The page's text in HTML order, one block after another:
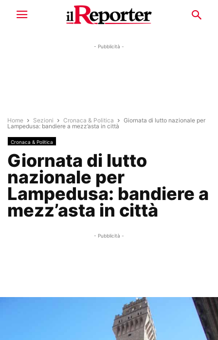
- Pubblicità -
Home Sezioni Cronaca & Politica
Giornata di lutto nazionale per
Lampedusa: bandiere a mezz’asta in città
Cronaca & Politica
Giornata di lutto
nazionale per
Lampedusa: bandiere a
mezz’asta in città
- Pubblicità -